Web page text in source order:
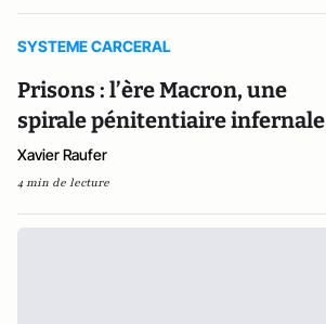
SYSTEME CARCERAL
Prisons : l’ère Macron, une
spirale pénitentiaire infernale
Xavier Raufer
4 min de lecture